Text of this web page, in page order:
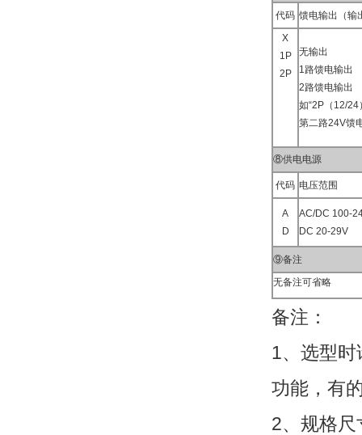
代码 馈电输出（输
X
1P
2P
无输出
1路馈电输出
2路馈电输出
如“2P（12/24
第二路24V馈
⑧供电电源
代码 电压范围
A
D
AC/DC 100-
DC 20-29V
⑨备注
无备注可省略
备注：
1、选型
功能，有
2、规格